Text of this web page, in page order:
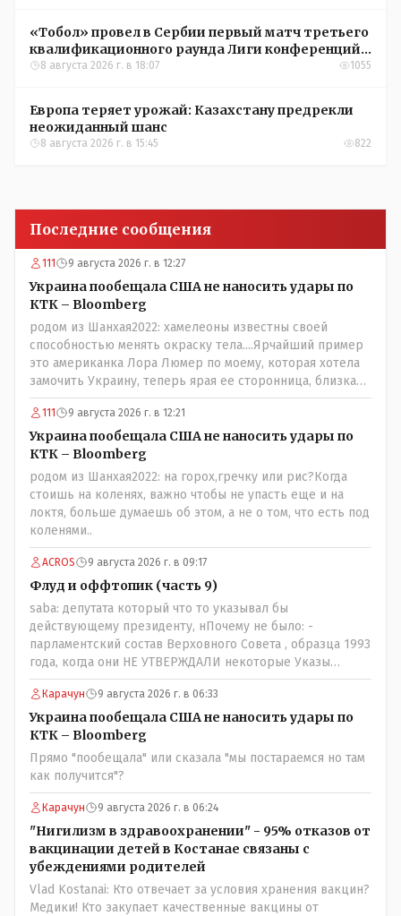
«Тобол» провел в Сербии первый матч третьего
квалификационного раунда Лиги конференций
УЕФА
8 августа 2026 г. в 18:07 1055
Европа теряет урожай: Казахстану предрекли
неожиданный шанс
8 августа 2026 г. в 15:45 822
Последние сообщения
111 9 августа 2026 г. в 12:27
Украина пообещала США не наносить удары по
КТК – Bloomberg
родом из Шанхая2022: хамелеоны известны своей
способностью менять окраску тела....Ярчайший пример
это американка Лора Люмер по моему, которая хотела
замочить Украину, теперь ярая ее сторонница, близкая
к Трампу. Ну и западные страны тем более, которые
предоставляли Зеленскому убежище, чтоб он бежал и
которые развернулись потом на 180 или 360 градусов,
посмотрев на того, как он не сдался, но ты же там сам
живешь и многое знаешь о тех, на кого работаешь.. Это
просто прагматизм и ничего личного. Победим мы, они
встанут под нас и наоборот и все это понимают..
111 9 августа 2026 г. в 12:21
Украина пообещала США не наносить удары по
КТК – Bloomberg
родом из Шанхая2022: на горох,гречку или рис?Когда
стоишь на коленях, важно чтобы не упасть еще и на
локтя, больше думаешь об этом, а не о том, что есть под
коленями..
ACROS 9 августа 2026 г. в 09:17
Флуд и оффтопик (часть 9)
saba: депутата который что то указывал бы
действующему президенту, нПочему не было: -
парламентский состав Верховного Совета , образца 1993
года, когда они НЕ УТВЕРЖДАЛИ некоторые Указы
Назарбаева, особенно в части выборов и перевыборов и
некоторых вопросах внутренней политики, и тогда
Назарбай волевым Указом РАСПУСТИЛ этот бунтарский
состав. Имя - Серикболсын Абдильдин вам знакомо -
юывший секретарь ЦК КП Казахстана , впоследствии -
депутат Верховного Совета и Мажлиса и Председатель
партии коммунстов- он в то время и после и причём
НЕОДНОКРАТНО, указывал и многократно на недостатки
Назарбая и предлагал ему самому ДОБРОВОЛЬНО уйти с
поста Президента.
Карачун 9 августа 2026 г. в 06:33
Украина пообещала США не наносить удары по
КТК – Bloomberg
Прямо "пообещала" или сказала "мы постараемся но там
как получится"?
Карачун 9 августа 2026 г. в 06:24
"Нигилизм в здравоохранении" - 95% отказов от
вакцинации детей в Костанае связаны с
убеждениями родителей
Vlad Kostanai: Кто отвечает за условия хранения вакцин?
Медики! Кто закупает качественные вакцины от